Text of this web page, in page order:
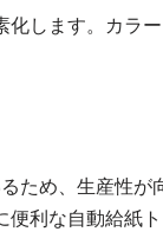
化します。カラー
ため、生産性が
便利な自動給紙ト